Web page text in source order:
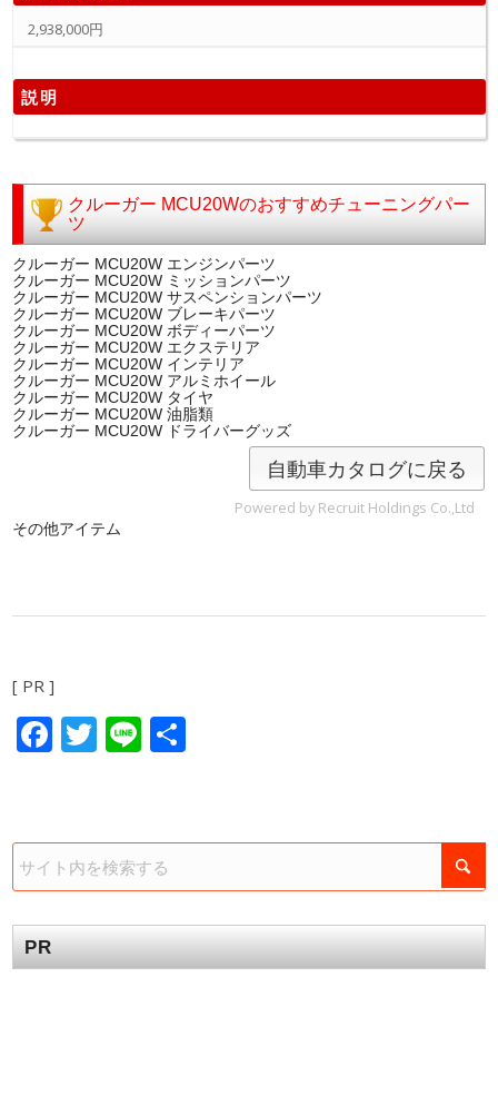
2,938,000円
説明
クルーガー MCU20Wのおすすめチューニングパー
ツ
クルーガー MCU20W エンジンパーツ
クルーガー MCU20W ミッションパーツ
クルーガー MCU20W サスペンションパーツ
クルーガー MCU20W ブレーキパーツ
クルーガー MCU20W ボディーパーツ
クルーガー MCU20W エクステリア
クルーガー MCU20W インテリア
クルーガー MCU20W アルミホイール
クルーガー MCU20W タイヤ
クルーガー MCU20W 油脂類
クルーガー MCU20W ドライバーグッズ
自動車カタログに戻る
Powered by Recruit Holdings Co.,Ltd
その他アイテム
[ PR ]
Facebook
Twitter
Line
PR